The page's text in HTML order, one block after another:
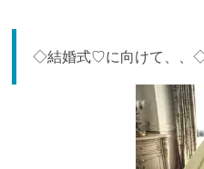
◇結婚式♡に向けて、、